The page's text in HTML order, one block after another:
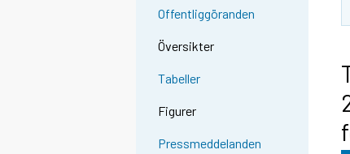
Offentliggöranden
Översikter
Tabeller
Figurer
Pressmeddelanden